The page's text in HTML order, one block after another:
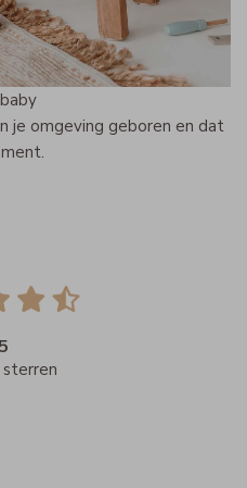
je omgeving geboren en dat